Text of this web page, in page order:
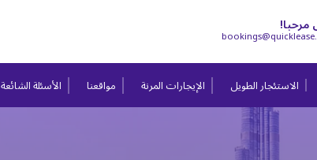
الاستئجار الطويل الإيجارات المرنة مواقعنا الأسئلة الشائعة